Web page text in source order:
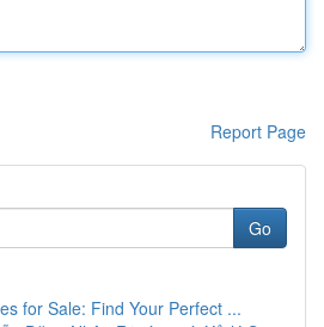
Report Page
Go
for Sale: Find Your Perfect ...